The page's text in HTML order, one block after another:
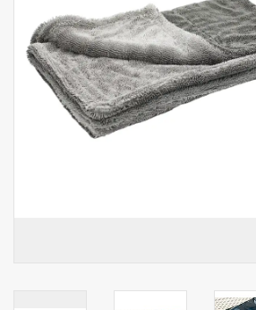
Bonbons pour la bonbonnière
Rouleaux de caisse thermiques
Produits d'hygiène